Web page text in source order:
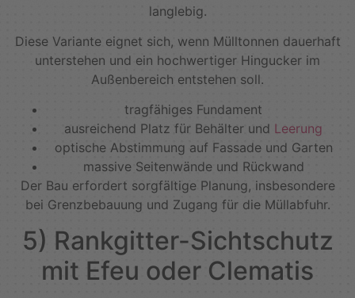
langlebig.
Diese Variante eignet sich, wenn Mülltonnen dauerhaft
unterstehen und ein hochwertiger Hingucker im
Außenbereich entstehen soll.
tragfähiges Fundament
ausreichend Platz für Behälter und Leerung
optische Abstimmung auf Fassade und Garten
massive Seitenwände und Rückwand
Der Bau erfordert sorgfältige Planung, insbesondere
bei Grenzbebauung und Zugang für die Müllabfuhr.
5) Rankgitter-Sichtschutz
mit Efeu oder Clematis